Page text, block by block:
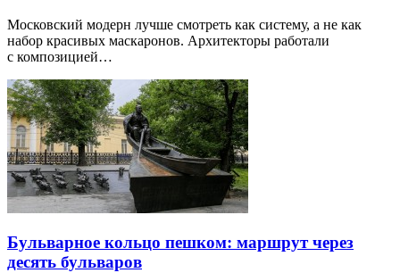
Московский модерн лучше смотреть как систему, а не как
набор красивых маскаронов. Архитекторы работали
с композицией…
Бульварное кольцо пешком: маршрут через
десять бульваров